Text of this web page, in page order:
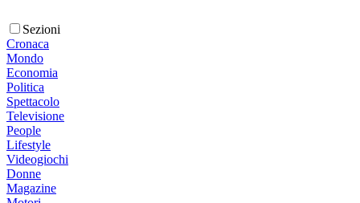
Sezioni
Cronaca
Mondo
Economia
Politica
Spettacolo
Televisione
People
Lifestyle
Videogiochi
Donne
Magazine